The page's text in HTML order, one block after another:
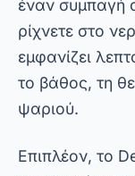
χρήστες.
έκδοση της
PlayStore,
λειτουργίες
αισθητήρα.
πρακτικότητα